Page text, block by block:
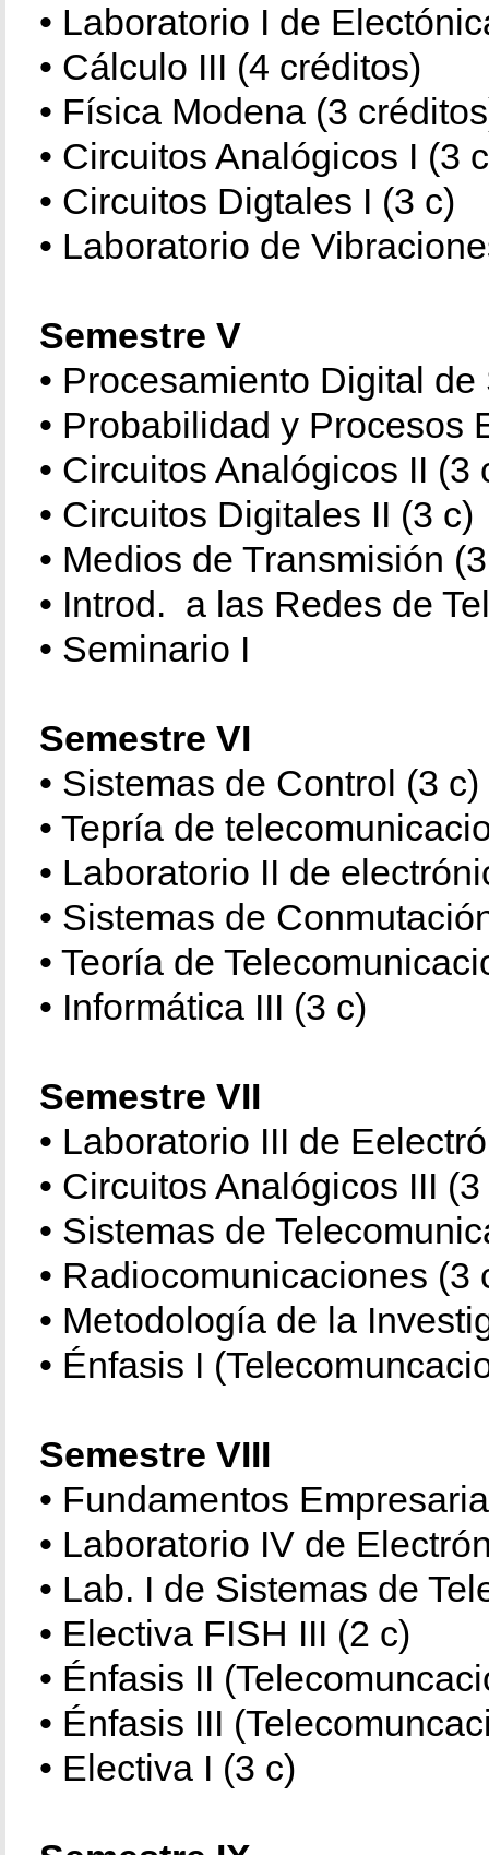
• Laboratorio I de
• Cálculo III (4 créditos)
• Física Modena (3
• Circuitos Analógicos I (3
• Circuitos Digtales I (3 c)
• Laboratorio de
Semestre V
• Procesamiento Digital
• Probabilidad y Procesos
• Circuitos Analógicos II (3
• Circuitos Digitales II (3 c)
• Medios de Transmisión
• Introd. a las Redes de
• Seminario I
Semestre VI
• Sistemas de Control (3 c)
• Tepría de
• Laboratorio II de
• Sistemas de
• Teoría de
• Informática III (3 c)
Semestre VII
• Laboratorio III de
• Circuitos Analógicos III (3
• Sistemas de
• Radiocomunicaciones (3
• Metodología de la
• Énfasis I
Semestre VIII
• Fundamentos
• Laboratorio IV de
• Lab. I de Sistemas de
• Electiva FISH III (2 c)
• Énfasis II
• Énfasis III
• Electiva I (3 c)